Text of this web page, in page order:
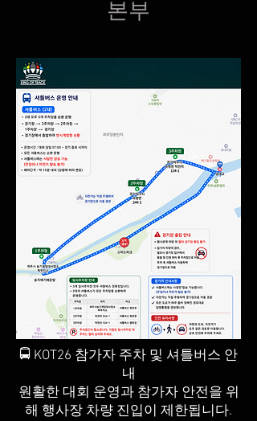
본부
🚍 KOT26 참가자 주차 및 셔틀버스 안
내
원활한 대회 운영과 참가자 안전을 위
해 행사장 차량 진입이 제한됩니다.